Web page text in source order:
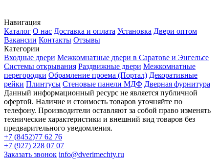
Навигация
Каталог О нас Доставка и оплата Установка Двери оптом
Вакансии Контакты Отзывы
Категории
Входные двери Межкомнатные двери в Саратове и Энгельсе
Системы открывания Раздвижные двери Межкомнатные
перегородки Обрамление проема (Портал) Декоративные
рейки Плинтусы Стеновые панели МДФ Дверная фурнитура
Данный информационный ресурс не является публичной
офертой. Наличие и стоимость товаров уточняйте по
телефону. Производители оставляют за собой право изменять
технические характеристики и внешний вид товаров без
предварительного уведомления.
+7 (8452)77 62 76
+7 (927) 228 07 07
Заказать звонок info@dverimechty.ru